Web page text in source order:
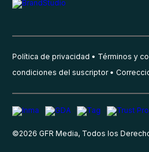
Política de privacidad Términos y
condiciones del suscriptor
©2026 GFR Media, Todos los